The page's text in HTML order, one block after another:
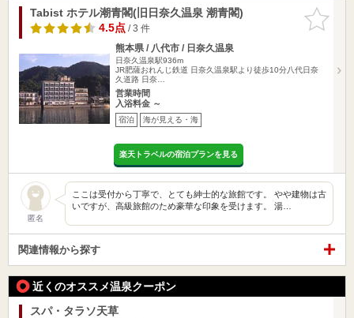
お気に入
りに追加
Tabist ホテル潮青閣(旧日奈久温泉 潮青閣)
4.5点/ 3 件
熊本県 / 八代市 / 日奈久温泉
日奈久温泉駅936m
JR肥薩おれんじ鉄道 日奈久温泉駅より徒歩10分八代日奈
久道路 日奈…
営業時間
入浴料金 ～
宿泊 海が見える・海
楽天トラベルの宿泊プランを見る
匿名
ここは受付から丁寧で、とても紳士的な旅館です。 やや建物は古
いですが、高級旅館のため豪華な印象を受けます。 湯…
関連情報から探す
近くのオススメ温泉クーポン
スパ・タラソ天草